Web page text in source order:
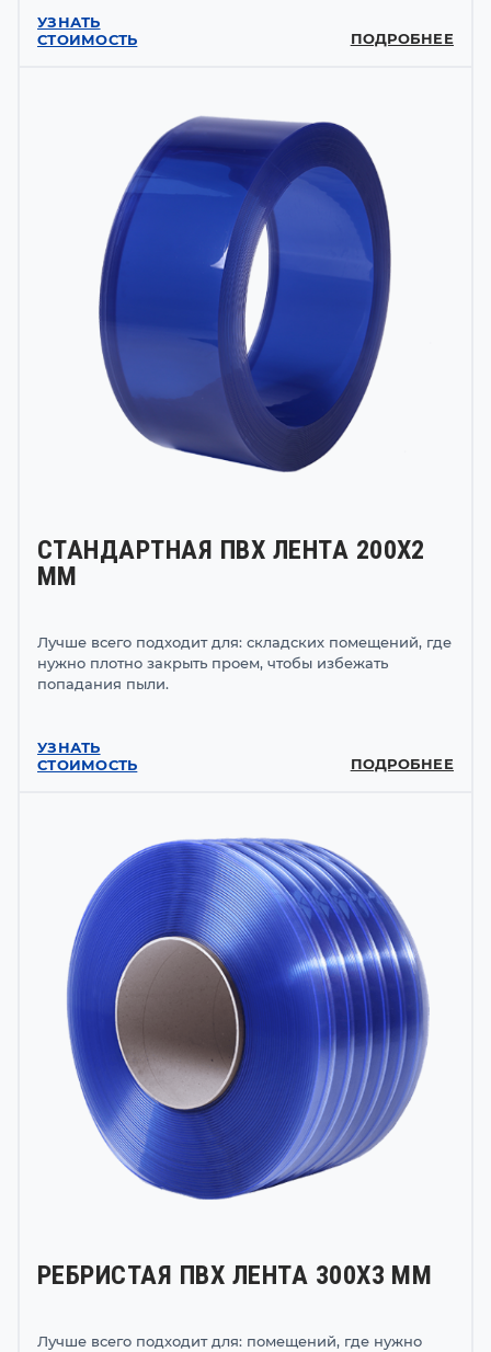
УЗНАТЬ
СТОИМОСТЬ
ПОДРОБНЕЕ
СТАНДАРТНАЯ ПВХ ЛЕНТА 200Х2
ММ
Лучше всего подходит для: складских помещений, где
нужно плотно закрыть проем, чтобы избежать
попадания пыли.
УЗНАТЬ
СТОИМОСТЬ
ПОДРОБНЕЕ
РЕБРИСТАЯ ПВХ ЛЕНТА 300Х3 ММ
Лучше всего подходит для: помещений, где нужно